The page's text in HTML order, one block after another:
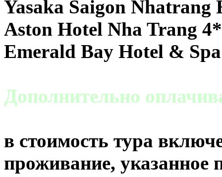
Yasaka Saigon Nhatrang
Aston Hotel Nha Trang
Emerald Bay Hotel &
Дополнительно
в стоимость тура
проживание, указанное